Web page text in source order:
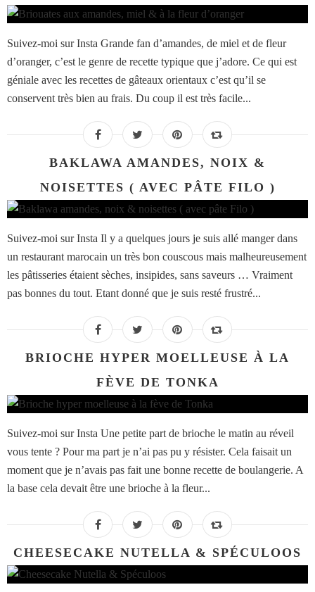
Suivez-moi sur Insta Grande fan d’amandes, de miel et de fleur
d’oranger, c’est le genre de recette typique que j’adore. Ce qui est
géniale avec les recettes de gâteaux orientaux c’est qu’il se
conservent très bien au frais. Du coup il est très facile...
BAKLAWA AMANDES, NOIX &
NOISETTES ( AVEC PÂTE FILO )
Suivez-moi sur Insta Il y a quelques jours je suis allé manger dans
un restaurant marocain un très bon couscous mais malheureusement
les pâtisseries étaient sèches, insipides, sans saveurs … Vraiment
pas bonnes du tout. Etant donné que je suis resté frustré...
BRIOCHE HYPER MOELLEUSE À LA
FÈVE DE TONKA
Suivez-moi sur Insta Une petite part de brioche le matin au réveil
vous tente ? Pour ma part je n’ai pas pu y résister. Cela faisait un
moment que je n’avais pas fait une bonne recette de boulangerie. A
la base cela devait être une brioche à la fleur...
CHEESECAKE NUTELLA & SPÉCULOOS